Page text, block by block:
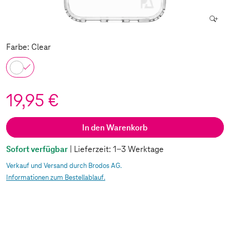
Farbe: Clear
19,95 €
In den Warenkorb
Sofort verfügbar | Lieferzeit: 1-3 Werktage
Verkauf und Versand durch Brodos AG.
Informationen zum Bestellablauf.